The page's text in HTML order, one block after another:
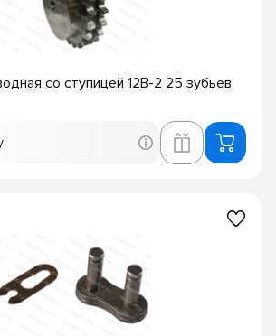
со ступицей 12B-2 25 зубьев